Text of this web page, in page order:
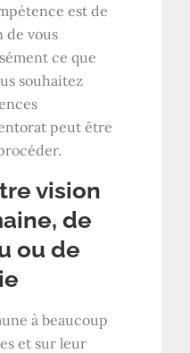
est de
de vous
ce que
souhaitez
peut être
vision
de
ou de
à beaucoup
et sur leur